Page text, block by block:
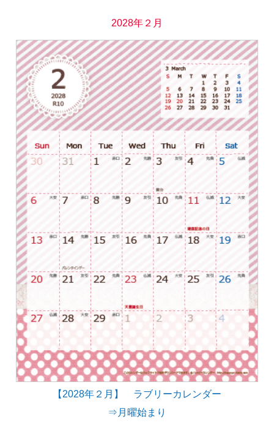
2028年２月
【2028年２月】 ラブリーカレンダー
⇒月曜始まり